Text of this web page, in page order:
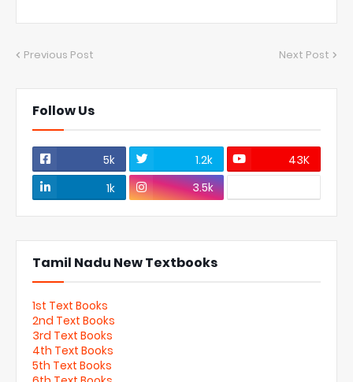
Previous Post Next Post
Follow Us
5k 1.2k
43K
1k
3.5k
Tamil Nadu New Textbooks
1st Text Books
2nd Text Books
3rd Text Books
4th Text Books
5th Text Books